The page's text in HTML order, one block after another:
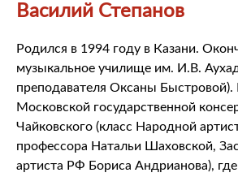
Василий Степанов
Родился в 1994 году в Казани.
музыкальное училище им. И.В.
преподавателя Оксаны Быстровой).
Московской государственной
Чайковского (класс Народной
профессора Натальи Шаховской,
артиста РФ Бориса Андрианова),